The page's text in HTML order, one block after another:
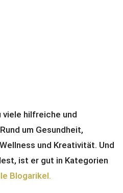
viele hilfreiche und
um Gesundheit,
und Kreativität. Und
ist er gut in Kategorien
Blogarikel.